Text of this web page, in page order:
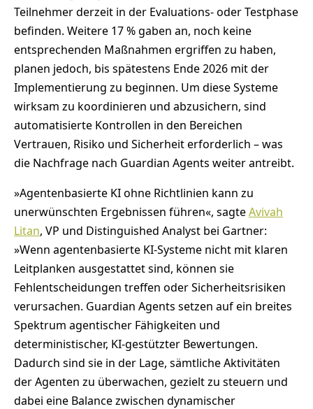
Teilnehmer derzeit in der Evaluations- oder Testphase
befinden. Weitere 17 % gaben an, noch keine
entsprechenden Maßnahmen ergriffen zu haben,
planen jedoch, bis spätestens Ende 2026 mit der
Implementierung zu beginnen. Um diese Systeme
wirksam zu koordinieren und abzusichern, sind
automatisierte Kontrollen in den Bereichen
Vertrauen, Risiko und Sicherheit erforderlich – was
die Nachfrage nach Guardian Agents weiter antreibt.
»Agentenbasierte KI ohne Richtlinien kann zu
unerwünschten Ergebnissen führen«, sagteAvivah
Litan, VP und Distinguished Analyst bei Gartner:
»Wenn agentenbasierte KI-Systeme nicht mit klaren
Leitplanken ausgestattet sind, können sie
Fehlentscheidungen treffen oder Sicherheitsrisiken
verursachen. Guardian Agents setzen auf ein breites
Spektrum agentischer Fähigkeiten und
deterministischer, KI-gestützter Bewertungen.
Dadurch sind sie in der Lage, sämtliche Aktivitäten
der Agenten zu überwachen, gezielt zu steuern und
dabei eine Balance zwischen dynamischer